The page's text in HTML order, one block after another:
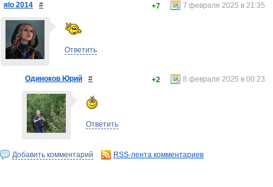
яlo 2014 # 7 февраля 2025 в 21:35
+7
Ответить
Одиноков Юрий # 8 февраля 2025 в 00:23
+2
Ответить
Добавить комментарий RSS-лента комментариев